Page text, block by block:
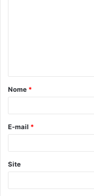
á
r
*
Nome *
E-mail *
Site